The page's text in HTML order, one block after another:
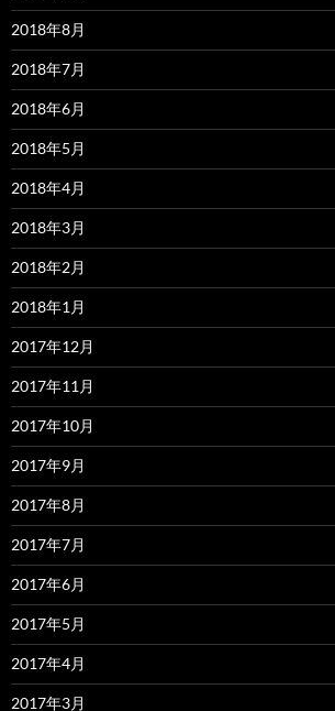
2018年8月
2018年7月
2018年6月
2018年5月
2018年4月
2018年3月
2018年2月
2018年1月
2017年12月
2017年11月
2017年10月
2017年9月
2017年8月
2017年7月
2017年6月
2017年5月
2017年4月
2017年3月